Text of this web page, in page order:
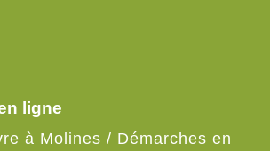
ligne
à Molines / Démarches en